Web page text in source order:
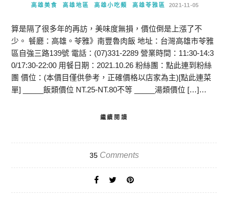
高雄美食 高雄地區 高雄小吃類 高雄苓雅區 2021-11-05
算是隔了很多年的再訪，美味度無損，價位倒是上漲了不
少。 餐廳：高雄。苓雅》南豐魯肉飯 地址：台灣高雄市苓雅
區自強三路139號 電話：(07)331-2289 營業時間：11:30-14:3
0/17:30-22:00 用餐日期：2021.10.26 粉絲團：點此連到粉絲
團 價位：(本價目僅供參考，正確價格以店家為主)[點此連菜
單] _____飯類價位 NT.25-NT.80不等 _____湯類價位 […]…
繼續閱讀
35Comments